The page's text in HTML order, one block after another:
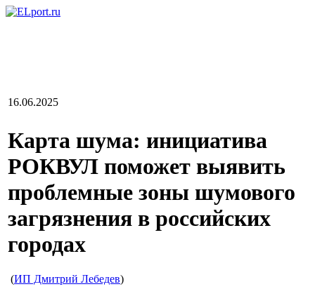
16.06.2025
Карта шума: инициатива
РОКВУЛ поможет выявить
проблемные зоны шумового
загрязнения в российских
городах
(ИП Дмитрий Лебедев)